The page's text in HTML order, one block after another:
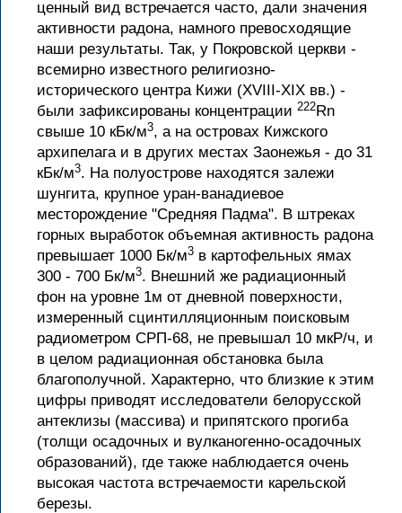
ценный вид встречается часто, дали значения
активности радона, намного превосходящие
наши результаты. Так, у Покровской церкви -
всемирно известного религиозно-
исторического центра Кижи (XVIII-XIX вв.) -
были зафиксированы концентрации 222Rn
свыше 10 кБк/м3, а на островах Кижского
архипелага и в других местах Заонежья - до 31
кБк/м3. На полуострове находятся залежи
шунгита, крупное уран-ванадиевое
месторождение "Средняя Падма". В штреках
горных выработок объемная активность радона
превышает 1000 Бк/м3 в картофельных ямах
300 - 700 Бк/м3. Внешний же радиационный
фон на уровне 1м от дневной поверхности,
измеренный сцинтилляционным поисковым
радиометром СРП-68, не превышал 10 мкР/ч, и
в целом радиационная обстановка была
благополучной. Характерно, что близкие к этим
цифры приводят исследователи белорусской
антеклизы (массива) и припятского прогиба
(толщи осадочных и вулканогенно-осадочных
образований), где также наблюдается очень
высокая частота встречаемости карельской
березы.